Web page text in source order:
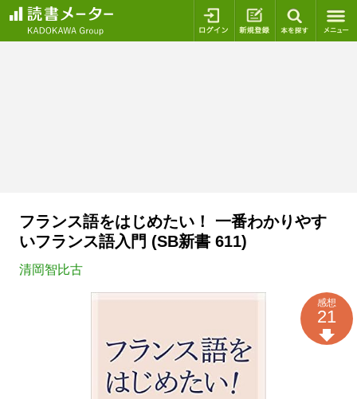
ログイン 新規登録
フランス語をはじめたい！ 一番わかりやす
いフランス語入門 (SB新書 611)
清岡智比古
感想
21